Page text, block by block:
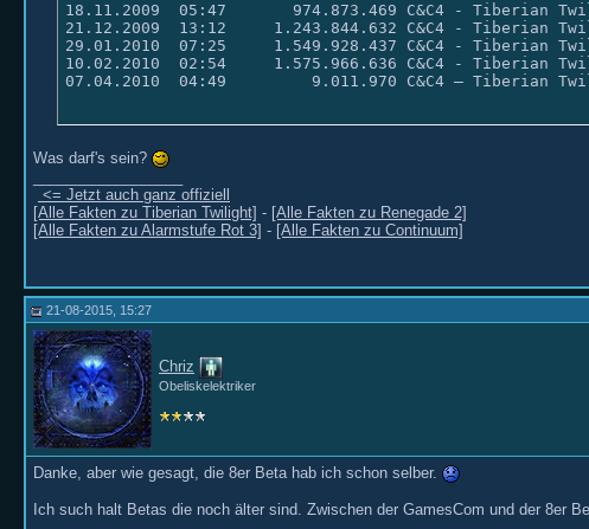
18.11.2009  05:47       974.873.469 C&C4 - Tiberian
21.12.2009  13:12     1.243.844.632 C&C4 - Tiberian
29.01.2010  07:25     1.549.928.437 C&C4 - Tiberian
10.02.2010  02:54     1.575.966.636 C&C4 - Tiberian
07.04.2010  04:49         9.011.970 C&C4 – Tiberian
Was darf's sein?
<= Jetzt auch ganz offiziell
[Alle Fakten zu Tiberian Twilight] - [Alle Fakten zu Renegade 2]
[Alle Fakten zu Alarmstufe Rot 3] - [Alle Fakten zu Continuum]
21-08-2015, 15:27
Chriz
Obeliskelektriker
Danke, aber wie gesagt, die 8er Beta hab ich schon selber.
Ich such halt Betas die noch älter sind. Zwischen der GamesCom und der 8er